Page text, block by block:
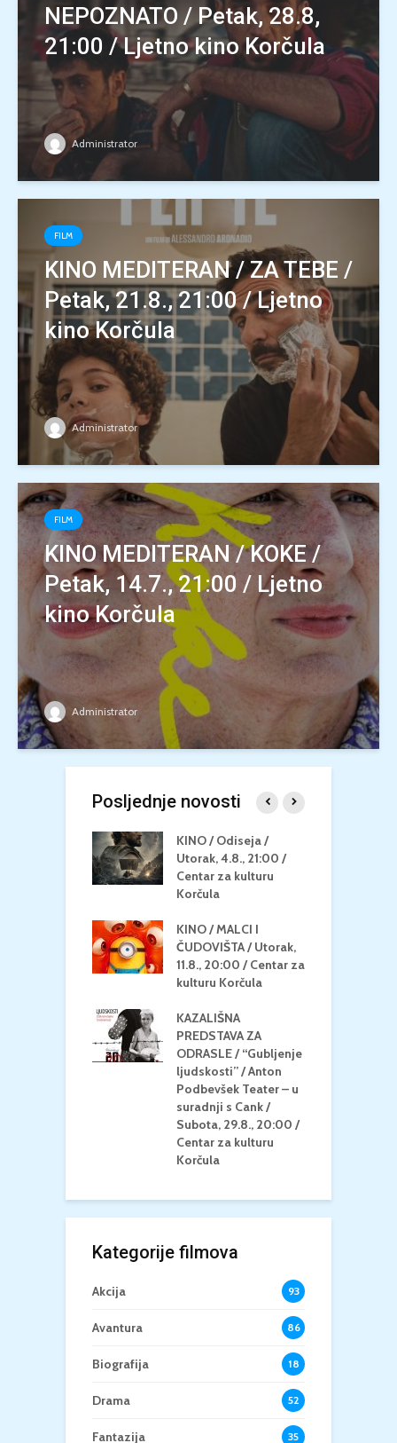
NEPOZNATO / Petak, 28.8,
21:00 / Ljetno kino Korčula
Administrator
FILM
KINO MEDITERAN / ZA TEBE /
Petak, 21.8., 21:00 / Ljetno
kino Korčula
Administrator
FILM
KINO MEDITERAN / KOKE /
Petak, 14.7., 21:00 / Ljetno
kino Korčula
Administrator
Posljednje novosti
KINO / Odiseja /
Utorak, 4.8., 21:00 /
Centar za kulturu
Korčula
KINO / MALCI I
ČUDOVIŠTA / Utorak,
11.8., 20:00 / Centar za
kulturu Korčula
KAZALIŠNA
PREDSTAVA ZA
ODRASLE / “Gubljenje
ljudskosti” / Anton
Podbevšek Teater – u
suradnji s Cank /
Subota, 29.8., 20:00 /
Centar za kulturu
Korčula
Kategorije filmova
Akcija 93
Avantura 86
Biografija 18
Drama 52
Fantazija 35